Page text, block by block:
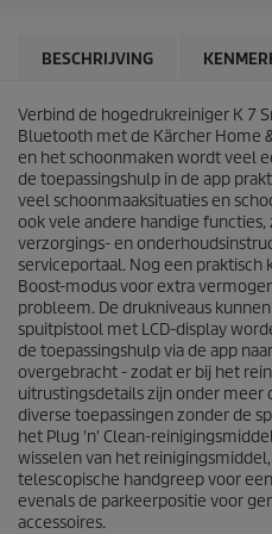
en
.
1
0
7
b
e
o
o
r
d
e
l
i
n
g
e
n
BESCHRIJVING
Verbind de hogedrukreiniger K 7
Bluetooth met de Kärcher Home
en het schoonmaken wordt veel
de toepassingshulp in de app
veel schoonmaaksituaties en
ook vele andere handige
verzorgings- en
serviceportaal. Nog een
Boost-modus voor extra
probleem. De drukniveaus
spuitpistool met LCD-display
de toepassingshulp via de app
overgebracht - zodat er bij het
uitrustingsdetails zijn onder meer
diverse toepassingen zonder de
het Plug 'n' Clean-
wisselen van het
telescopische handgreep voor
evenals de parkeerpositie voor
accessoires.